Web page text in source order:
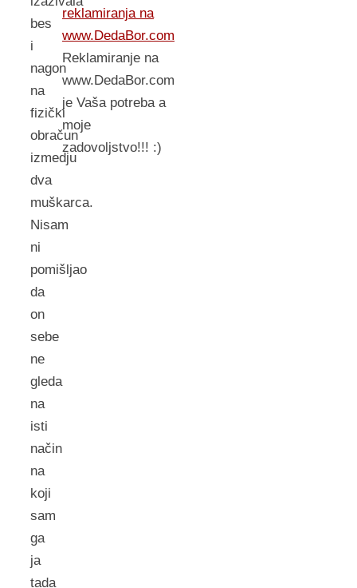
bes
i
nagon
na
fizički
obračun
izmedju
dva
muškarca.
Nisam
ni
pomišljao
da
on
sebe
ne
gleda
na
isti
način
na
koji
sam
ga
ja
tada
reklamiranja na
www.DedaBor.com
Reklamiranje na
www.DedaBor.com
je Vaša potreba a
moje
zadovoljstvo!!! :)